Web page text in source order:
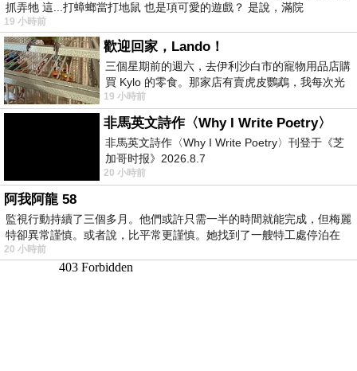
抓弄牠 這...打蟑螂當打地鼠 也是項可愛的遊戲？ 是說，滿院
19 小時前
歡迎回家，Lando！
三個星期前的週六，去伊利沙白市的寵物用品店購
買 Kylo 的零食。那家店有賣虎皮鸚鵡，我每次光
顧都會去看一下。他們偶爾會引進 C
19 小時前
非馬英文詩作〈Why I Write Poetry〉
非馬英文詩作〈Why I Write Poetry〉刊登于《芝
加哥时报》2026.8.7
20 小時前
阿我阿龍 58
監視行動持續了三個多月。他們或許只需一半的時間就能完成，但梅麗
特卻異常謹慎。或者說，比平常更謹慎。她找到了一艘特工處停泊在
20 小時前